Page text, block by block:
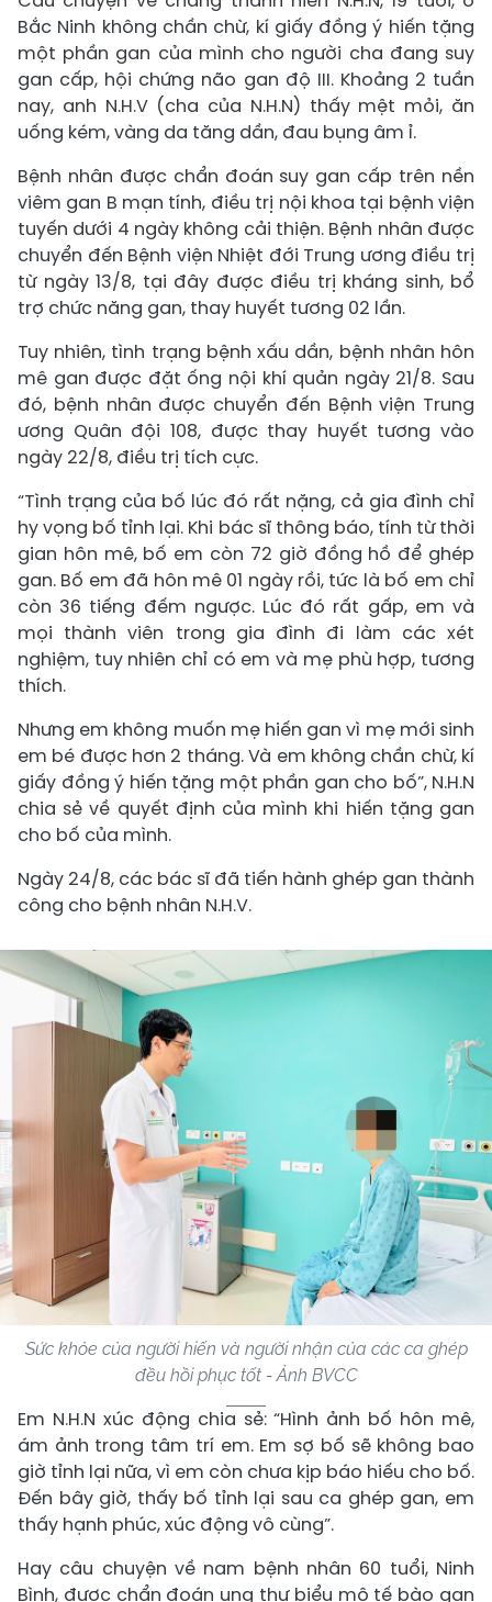
Bắc Ninh không chần chừ, kí giấy đồng ý hiến tặng
một phần gan của mình cho người cha đang suy
gan cấp, hội chứng não gan độ III. Khoảng 2 tuần
nay, anh N.H.V (cha của N.H.N) thấy mệt mỏi, ăn
uống kém, vàng da tăng dần, đau bụng âm ỉ.
Bệnh nhân được chẩn đoán suy gan cấp trên nền
viêm gan B mạn tính, điều trị nội khoa tại bệnh viện
tuyến dưới 4 ngày không cải thiện. Bệnh nhân được
chuyển đến Bệnh viện Nhiệt đới Trung ương điều trị
từ ngày 13/8, tại đây được điều trị kháng sinh, bổ
trợ chức năng gan, thay huyết tương 02 lần.
Tuy nhiên, tình trạng bệnh xấu dần, bệnh nhân hôn
mê gan được đặt ống nội khí quản ngày 21/8. Sau
đó, bệnh nhân được chuyển đến Bệnh viện Trung
ương Quân đội 108, được thay huyết tương vào
ngày 22/8, điều trị tích cực.
“Tình trạng của bố lúc đó rất nặng, cả gia đình chỉ
hy vọng bố tỉnh lại. Khi bác sĩ thông báo, tính từ thời
gian hôn mê, bố em còn 72 giờ đồng hồ để ghép
gan. Bố em đã hôn mê 01 ngày rồi, tức là bố em chỉ
còn 36 tiếng đếm ngược. Lúc đó rất gấp, em và
mọi thành viên trong gia đình đi làm các xét
nghiệm, tuy nhiên chỉ có em và mẹ phù hợp, tương
thích.
Nhưng em không muốn mẹ hiến gan vì mẹ mới sinh
em bé được hơn 2 tháng. Và em không chần chừ, kí
giấy đồng ý hiến tặng một phần gan cho bố”, N.H.N
chia sẻ về quyết định của mình khi hiến tặng gan
cho bố của mình.
Ngày 24/8, các bác sĩ đã tiến hành ghép gan thành
công cho bệnh nhân N.H.V.
Sức khỏe của người hiến và người nhận của các ca ghép
đều hồi phục tốt - Ảnh BVCC
Em N.H.N xúc động chia sẻ: “Hình ảnh bố hôn mê,
ám ảnh trong tâm trí em. Em sợ bố sẽ không bao
giờ tỉnh lại nữa, vì em còn chưa kịp báo hiếu cho bố.
Đến bây giờ, thấy bố tỉnh lại sau ca ghép gan, em
thấy hạnh phúc, xúc động vô cùng”.
Hay câu chuyện về nam bệnh nhân 60 tuổi, Ninh
Bình, được chẩn đoán ung thư biểu mô tế bào gan